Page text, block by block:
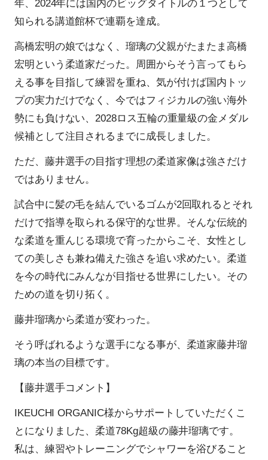
年、2024年には国内のビッグタイトルの１つとして
知られる講道館杯で連覇を達成。
高橋宏明の娘ではなく、瑠璃の父親がたまたま高橋
宏明という柔道家だった。周囲からそう言ってもら
える事を目指して練習を重ね、気が付けば国内トッ
プの実力だけでなく、今ではフィジカルの強い海外
勢にも負けない、2028ロス五輪の重量級の金メダル
候補として注目されるまでに成長しました。
ただ、藤井選手の目指す理想の柔道家像は強さだけ
ではありません。
試合中に髪の毛を結んでいるゴムが2回取れるとそれ
だけで指導を取られる保守的な世界。そんな伝統的
な柔道を重んじる環境で育ったからこそ、女性とし
ての美しさも兼ね備えた強さを追い求めたい。柔道
を今の時代にみんなが目指せる世界にしたい。その
ための道を切り拓く。
藤井瑠璃から柔道が変わった。
そう呼ばれるような選手になる事が、柔道家藤井瑠
璃の本当の目標です。
【藤井選手コメント】
IKEUCHI ORGANIC様からサポートしていただくこ
とになりました、柔道78Kg超級の藤井瑠璃です。
私は、練習やトレーニングでシャワーを浴びること